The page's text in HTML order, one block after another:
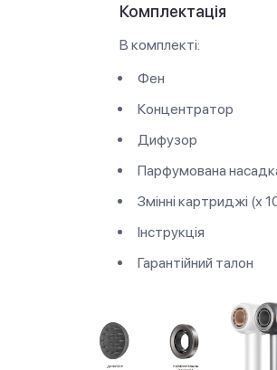
Комплектація
В комплекті:
Фен
Концентратор
Дифузор
Парфумована
Змінні картриджі (х
Інструкція
Гарантійний талон